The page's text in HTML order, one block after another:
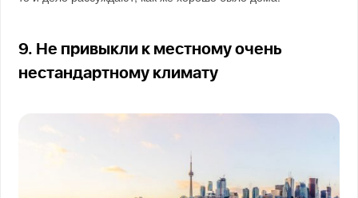
9. Не привыкли к местному очень
нестандартному климату